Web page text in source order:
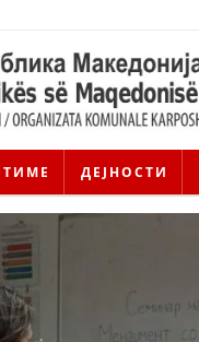
ДЕЈНОСТИ